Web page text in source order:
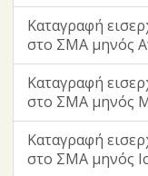
Καταγραφή
στο ΣΜΑ μηνός
Καταγραφή
στο ΣΜΑ μηνός
Καταγραφή
στο ΣΜΑ μηνός